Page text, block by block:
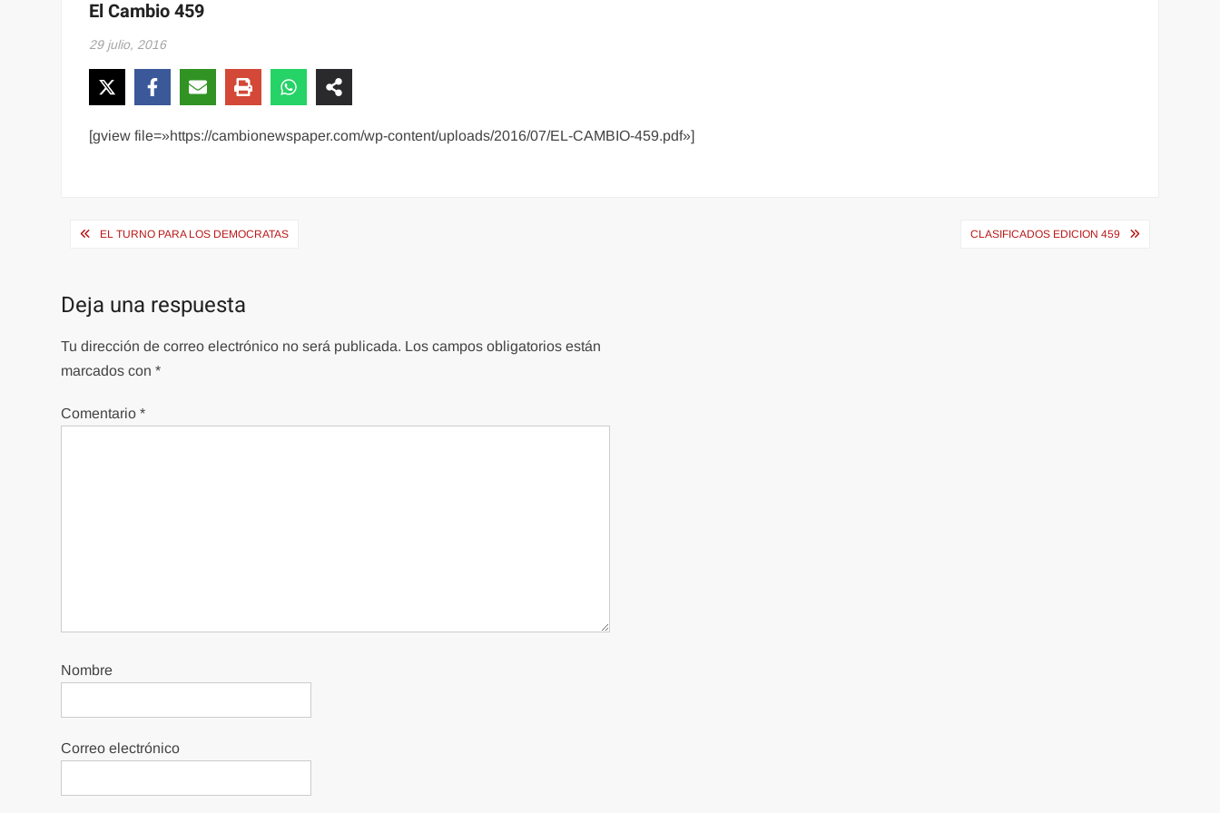
El Cambio 459
29 julio, 2016
[gview file=»https://cambionewspaper.com/wp-content/uploads/2016/07/EL-CAMBIO-459.pdf»]
Navegación
entradas
EL TURNO PARA LOS DEMOCRATAS CLASIFICADOS EDICION 459
Deja una respuesta
Tu dirección de correo electrónico no será publicada. Los campos obligatorios están
marcados con*
Comentario*
Nombre
Correo electrónico